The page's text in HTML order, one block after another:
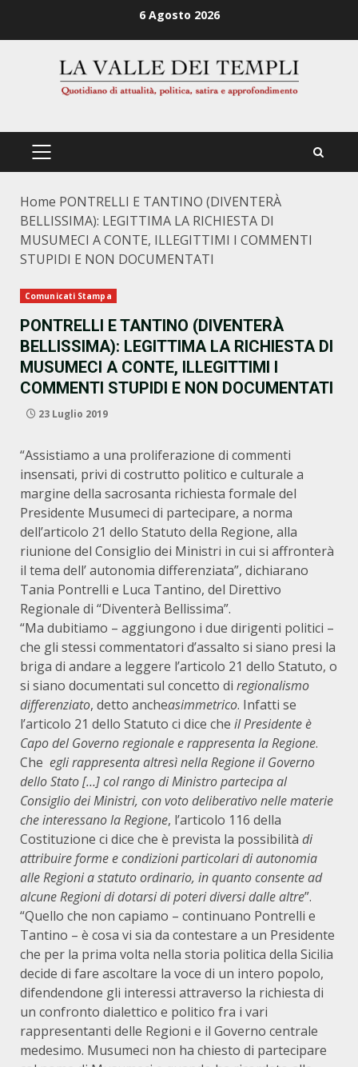
6 Agosto 2026
PRIMÄRES
Home PONTRELLI E TANTINO (DIVENTERÀ
BELLISSIMA): LEGITTIMA LA RICHIESTA DI
MUSUMECI A CONTE, ILLEGITTIMI I COMMENTI
STUPIDI E NON DOCUMENTATI
Comunicati Stampa
PONTRELLI E TANTINO (DIVENTERÀ
BELLISSIMA): LEGITTIMA LA RICHIESTA DI
MUSUMECI A CONTE, ILLEGITTIMI I
COMMENTI STUPIDI E NON DOCUMENTATI
23 Luglio 2019
“Assistiamo a una proliferazione di commenti
insensati, privi di costrutto politico e culturale a
margine della sacrosanta richiesta formale del
Presidente Musumeci di partecipare, a norma
dell’articolo 21 dello Statuto della Regione, alla
riunione del Consiglio dei Ministri in cui si affronterà
il tema dell’autonomia differenziata”, dichiarano
Tania Pontrelli e Luca Tantino, del Direttivo
Regionale di “Diventerà Bellissima”.
“Ma dubitiamo – aggiungono i due dirigenti politici –
che gli stessi commentatori d’assalto si siano presi la
briga di andare a leggere l’articolo 21 dello Statuto, o
si siano documentati sul concetto di regionalismo
differenziato, detto ancheasimmetrico. Infatti se
l’articolo 21 dello Statuto ci dice che il Presidente è
Capo del Governo regionale e rappresenta la Regione.
Che egli rappresenta altresì nella Regione il Governo
dello Stato […] col rango di Ministro partecipa al
Consiglio dei Ministri, con voto deliberativo nelle materie
che interessano la Regione, l’articolo 116 della
Costituzione ci dice che è prevista la possibilità di
attribuire forme e condizioni particolari di autonomia
alle Regioni a statuto ordinario, in quanto consente ad
alcune Regioni di dotarsi di poteri diversi dalle altre”.
“Quello che non capiamo – continuano Pontrelli e
Tantino – è cosa vi sia da contestare a un Presidente
che per la prima volta nella storia politica della Sicilia
decide di fare ascoltare la voce di un intero popolo,
difendendone gli interessi attraverso la richiesta di
un confronto dialettico e politico fra i vari
rappresentanti delle Regioni e il Governo centrale
medesimo. Musumeci non ha chiesto di partecipare